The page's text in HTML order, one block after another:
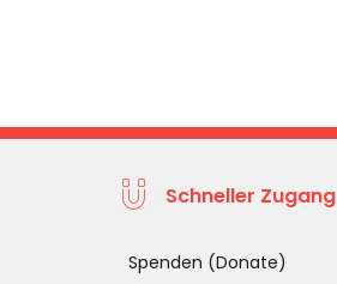
Schneller Zugang
Spenden (Donate)